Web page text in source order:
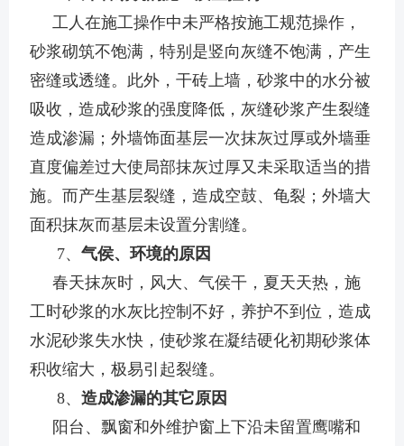
工人在施工操作中未严格按施工规范操作，
砂浆砌筑不饱满，特别是竖向灰缝不饱满，产生
密缝或透缝。此外，干砖上墙，砂浆中的水分被
吸收，造成砂浆的强度降低，灰缝砂浆产生裂缝
造成渗漏；外墙饰面基层一次抹灰过厚或外墙垂
直度偏差过大使局部抹灰过厚又未采取适当的措
施。而产生基层裂缝，造成空鼓、龟裂；外墙大
面积抹灰而基层未设置分割缝。
7、 气侯、环境的原因
春天抹灰时，风大、气侯干，夏天天热，施
工时砂浆的水灰比控制不好，养护不到位，造成
水泥砂浆失水快，使砂浆在凝结硬化初期砂浆体
积收缩大，极易引起裂缝。
8、 造成渗漏的其它原因
阳台、飘窗和外维护窗上下沿未留置鹰嘴和